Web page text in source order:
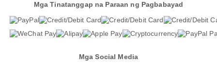
Mga Tinatanggap na Paraan ng Pagbabayad
Mga Social Media